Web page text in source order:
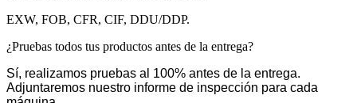
EXW, FOB, CFR, CIF, DDU/DDP.
¿Pruebas todos tus productos antes de la entrega?
Sí, realizamos pruebas al 100% antes de la entrega.
Adjuntaremos nuestro informe de inspección para cada